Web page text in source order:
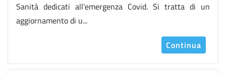
Sanità dedicati all’emergenza Covid. Si tratta di un
aggiornamento di u...
Continua